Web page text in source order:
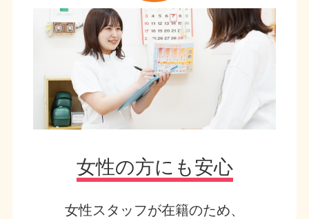
女性の方にも安心
女性スタッフが在籍のため、